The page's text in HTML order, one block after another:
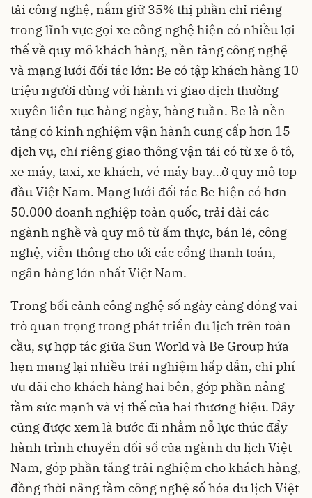
tải công nghệ, nắm giữ 35% thị phần chỉ riêng
trong lĩnh vực gọi xe công nghệ hiện có nhiều lợi
thế về quy mô khách hàng, nền tảng công nghệ
và mạng lưới đối tác lớn: Be có tập khách hàng 10
triệu người dùng với hành vi giao dịch thường
xuyên liên tục hàng ngày, hàng tuần. Be là nền
tảng có kinh nghiệm vận hành cung cấp hơn 15
dịch vụ, chỉ riêng giao thông vận tải có từ xe ô tô,
xe máy, taxi, xe khách, vé máy bay…ở quy mô top
đầu Việt Nam. Mạng lưới đối tác Be hiện có hơn
50.000 doanh nghiệp toàn quốc, trải dài các
ngành nghề và quy mô từ ẩm thực, bán lẻ, công
nghệ, viễn thông cho tới các cổng thanh toán,
ngân hàng lớn nhất Việt Nam.
Trong bối cảnh công nghệ số ngày càng đóng vai
trò quan trọng trong phát triển du lịch trên toàn
cầu, sự hợp tác giữa Sun World và Be Group hứa
hẹn mang lại nhiều trải nghiệm hấp dẫn, chi phí
ưu đãi cho khách hàng hai bên, góp phần nâng
tầm sức mạnh và vị thế của hai thương hiệu. Đây
cũng được xem là bước đi nhằm nỗ lực thúc đẩy
hành trình chuyển đổi số của ngành du lịch Việt
Nam, góp phần tăng trải nghiệm cho khách hàng,
đồng thời nâng tầm công nghệ số hóa du lịch Việt